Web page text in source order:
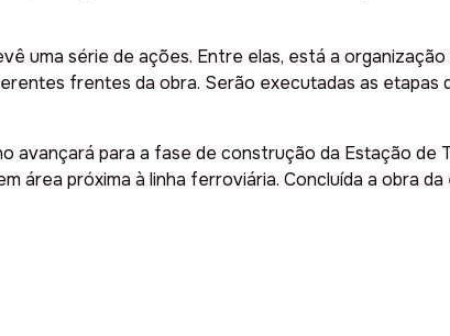
uma série de ações. Entre elas, está a
frentes da obra. Serão executadas as
avançará para a fase de construção da Estação de
área próxima à linha ferroviária. Concluída a obra